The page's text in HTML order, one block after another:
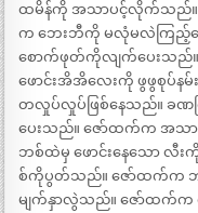
ထမိန်ကို အသာပင့်လိုက်သည်။
က ဘေးဘီကို မလုံမလဲကြည့်
စောက်ဖုတ်ကိုလျက်ပေးသည်။
ဖောင်းအိအိလေးကို ဖွဖွစုပ်နမ်
တလှုပ်လှုပ်ဖြစ်နေသည်။ ခဏ
ပေးသည်။ ဇော်ထက်က အသ
ဘစ်ထဲမှ ဖောင်းနေသော လီ
စ်ကိုပွတ်သည်။ ဇော်ထက်က
မျက်နှာလွဲသည်။ ဇော်ထက်